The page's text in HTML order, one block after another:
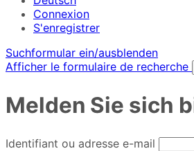
Connexion
S'enregistrer
Suchformular ein/ausblenden
Afficher le formulaire de recherche
Melden Sie sich
Identifiant ou adresse e-mail